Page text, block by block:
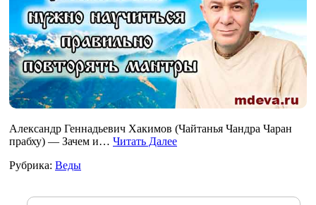
Александр Геннадьевич Хакимов (Чайтанья Чандра Чаран
прабху) — Зачем и… Читать Далее
Рубрика: Веды